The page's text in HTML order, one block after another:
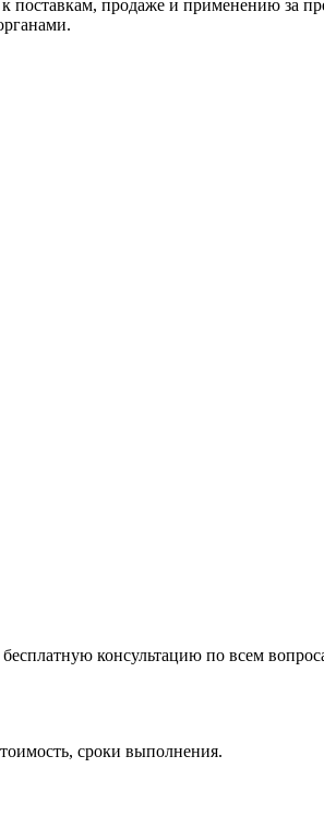
продаже и применению за
консультацию по всем
сроки выполнения.